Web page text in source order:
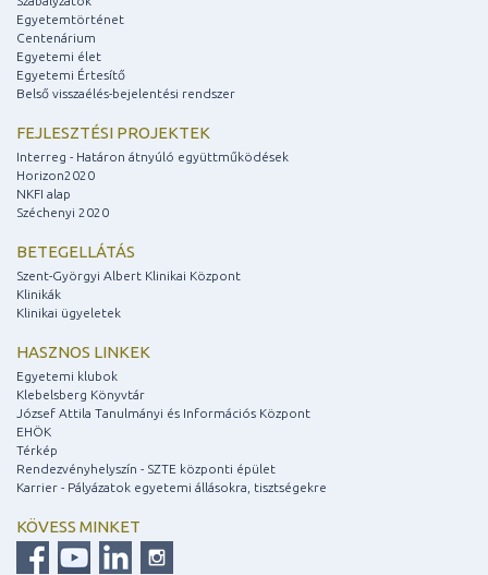
Egyetemtörténet
Centenárium
Egyetemi élet
Egyetemi Értesítő
Belső visszaélés-bejelentési rendszer
FEJLESZTÉSI PROJEKTEK
Interreg - Határon átnyúló együttműködések
Horizon2020
NKFI alap
Széchenyi 2020
BETEGELLÁTÁS
Szent-Györgyi Albert Klinikai Központ
Klinikák
Klinikai ügyeletek
HASZNOS LINKEK
Egyetemi klubok
Klebelsberg Könyvtár
József Attila Tanulmányi és Információs Központ
EHÖK
Térkép
Rendezvényhelyszín - SZTE központi épület
Karrier - Pályázatok egyetemi állásokra, tisztségekre
KÖVESS MINKET